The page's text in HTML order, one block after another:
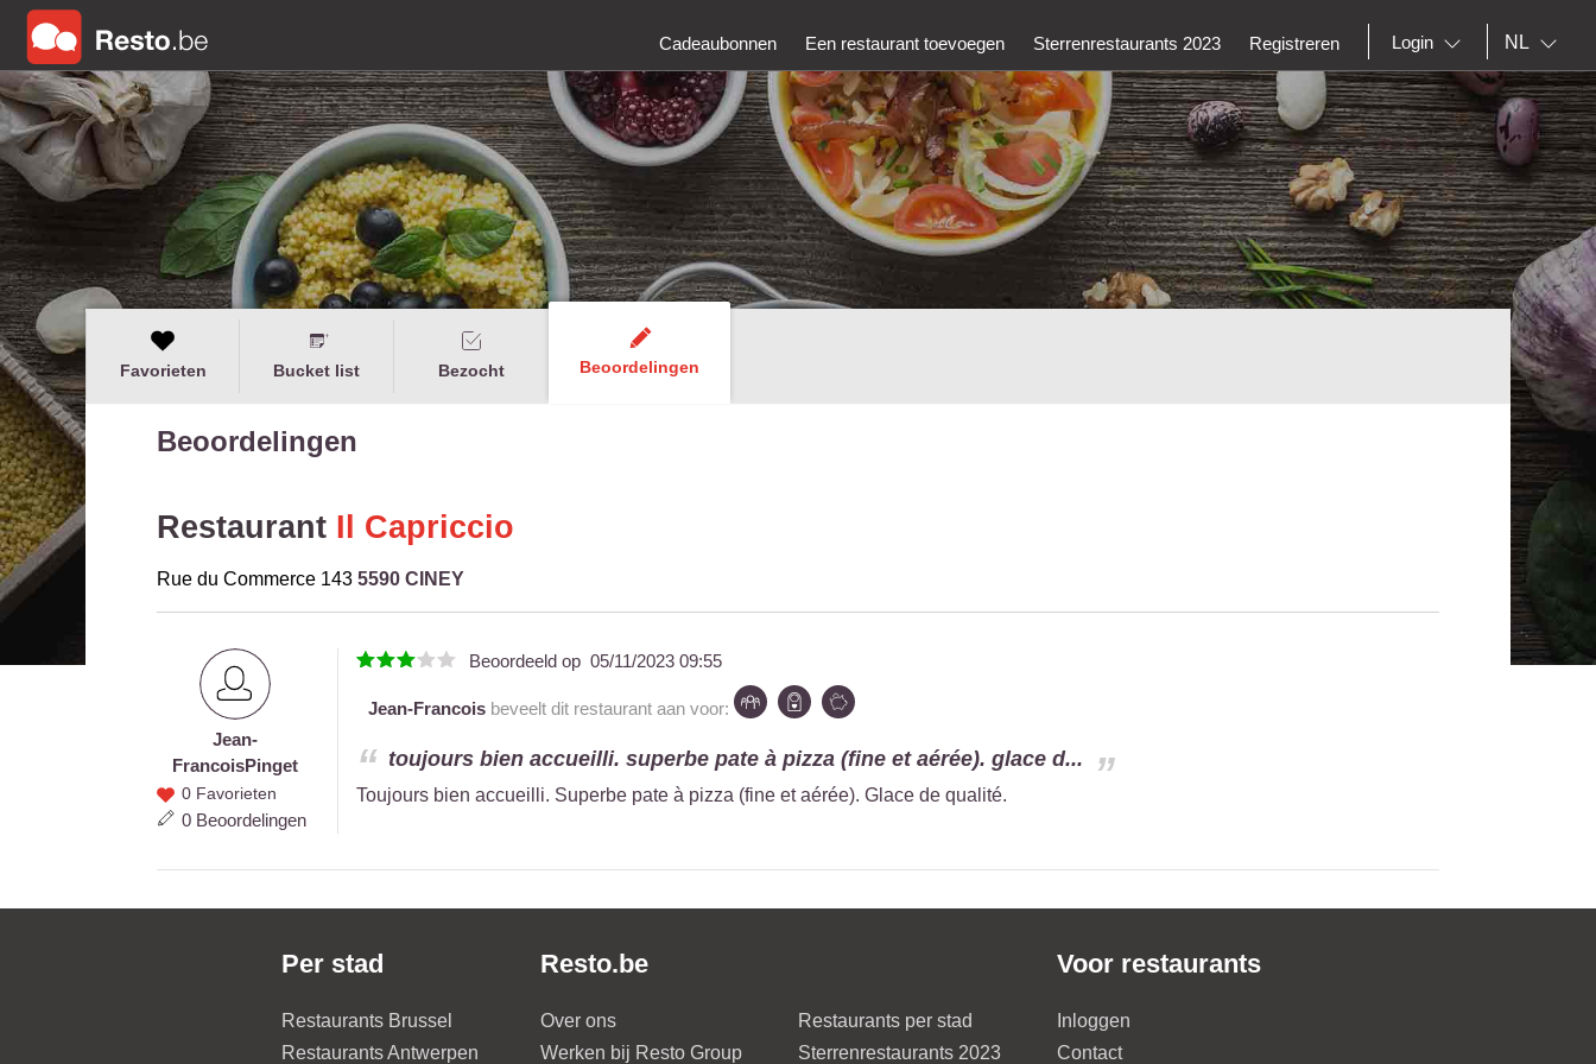
Cadeaubonnen Een restaurant toevoegen Sterrenrestaurants 2023 Registreren Login NL
Favorieten Bucket list Bezocht Beoordelingen
Beoordelingen
Restaurant Il Capriccio
Rue du Commerce 143 5590 CINEY
Jean-
Francois
Pinget
Jean-
FrancoisPinget
0 Favorieten
0 Beoordelingen
Beoordeeld op 05/11/2023 09:55
Jean-Francois beveelt dit restaurant aan voor:
toujours bien accueilli. superbe pate à pizza (fine et aérée). glace d...
Toujours bien accueilli. Superbe pate à pizza (fine et aérée). Glace de qualité.
Per stad
Restaurants Brussel
Restaurants Antwerpen
Resto.be
Over ons
Werken bij Resto Group
Restaurants per stad
Sterrenrestaurants 2023
Voor restaurants
Inloggen
Contact